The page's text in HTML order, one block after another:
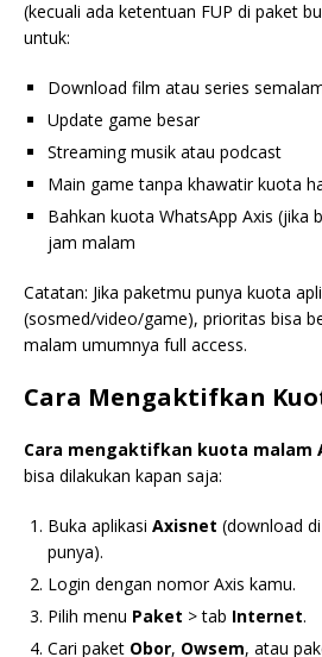
(kecuali ada ketentuan FUP di paket
untuk:
Download film atau series
Update game besar
Streaming musik atau podcast
Main game tanpa khawatir kuota
Bahkan kuota WhatsApp Axis (jika
jam malam
Catatan: Jika paketmu punya kuota
(sosmed/video/game), prioritas bisa
malam umumnya full access.
Cara Mengaktifkan
Cara mengaktifkan kuota malam
bisa dilakukan kapan saja:
Buka aplikasi Axisnet (download
punya).
Login dengan nomor Axis kamu.
Pilih menu Paket > tab Internet.
Cari paket Obor, Owsem, atau